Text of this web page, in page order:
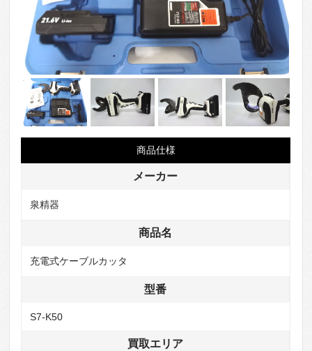
商品仕様
メーカー
泉精器
商品名
充電式ケーブルカッタ
型番
S7-K50
買取エリア